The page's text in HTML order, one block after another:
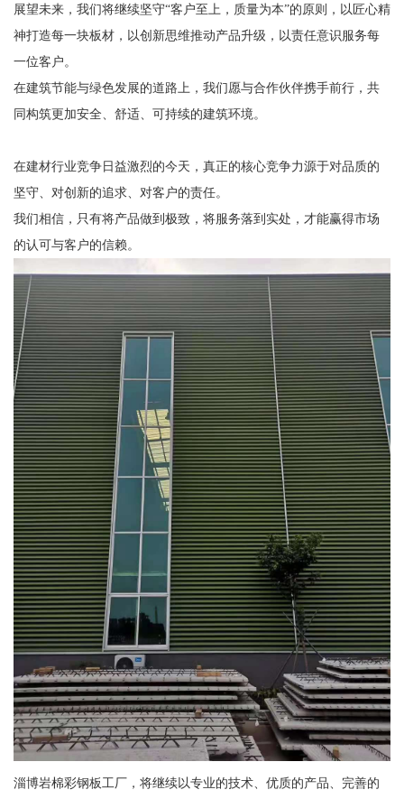
展望未来，我们将继续坚守“客户至上，质量为本”的原则，以匠心精
神打造每一块板材，以创新思维推动产品升级，以责任意识服务每
一位客户。
在建筑节能与绿色发展的道路上，我们愿与合作伙伴携手前行，共
同构筑更加安全、舒适、可持续的建筑环境。
在建材行业竞争日益激烈的今天，真正的核心竞争力源于对品质的
坚守、对创新的追求、对客户的责任。
我们相信，只有将产品做到极致，将服务落到实处，才能赢得市场
的认可与客户的信赖。
淄博岩棉彩钢板工厂，将继续以专业的技术、优质的产品、完善的